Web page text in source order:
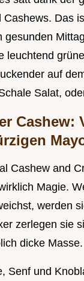
Cashews. Das
gesunden
leuchtend
auf
Salat,
Cashew:
Cashew and
Magie.
werden
zerlegen sie
dicke Masse.
Senf und